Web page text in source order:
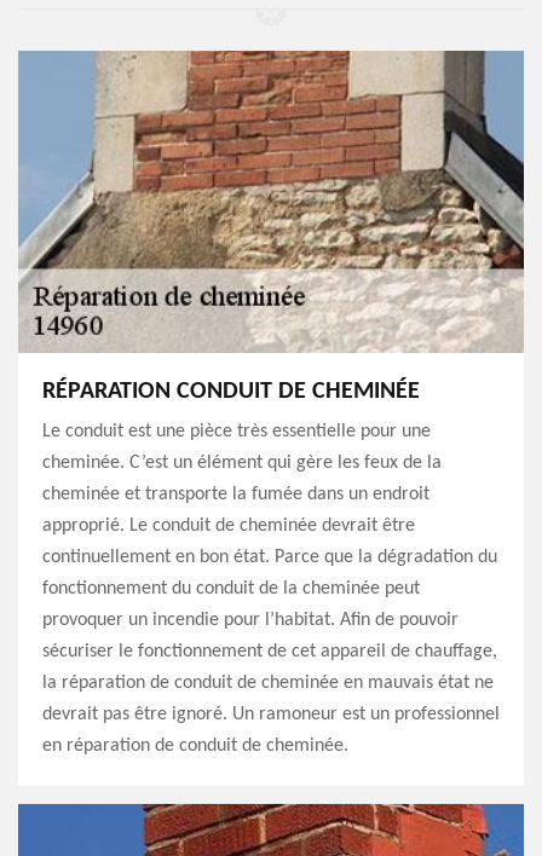
RÉPARATION CONDUIT DE CHEMINÉE
Le conduit est une pièce très essentielle pour une
cheminée. C’est un élément qui gère les feux de la
cheminée et transporte la fumée dans un endroit
approprié. Le conduit de cheminée devrait être
continuellement en bon état. Parce que la dégradation du
fonctionnement du conduit de la cheminée peut
provoquer un incendie pour l’habitat. Afin de pouvoir
sécuriser le fonctionnement de cet appareil de chauffage,
la réparation de conduit de cheminée en mauvais état ne
devrait pas être ignoré. Un ramoneur est un professionnel
en réparation de conduit de cheminée.